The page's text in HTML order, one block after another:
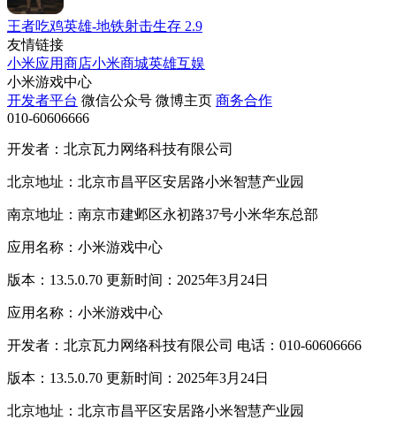
王者吃鸡英雄-地铁射击生存 2.9
友情链接
小米应用商店小米商城英雄互娱
小米游戏中心
开发者平台 微信公众号 微博主页 商务合作
010-60606666
开发者：北京瓦力网络科技有限公司
北京地址：北京市昌平区安居路小米智慧产业园
南京地址：南京市建邺区永初路37号小米华东总部
应用名称：小米游戏中心
版本：13.5.0.70 更新时间：2025年3月24日
应用名称：小米游戏中心
开发者：北京瓦力网络科技有限公司 电话：010-60606666
版本：13.5.0.70 更新时间：2025年3月24日
北京地址：北京市昌平区安居路小米智慧产业园